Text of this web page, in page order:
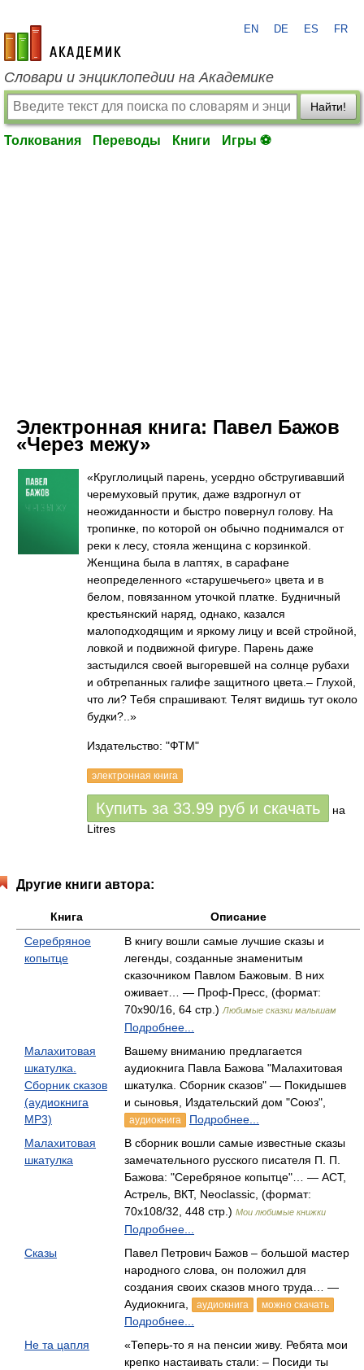
academic.ru
EN DE ES FR
Словари и энциклопедии на Академике
Найти!
Толкования Переводы Книги Игры ⚽
Электронная книга: Павел Бажов
«Через межу»
«Круглолицый парень, усердно обстругивавший
черемуховый прутик, даже вздрогнул от
неожиданности и быстро повернул голову. На
тропинке, по которой он обычно поднимался от
реки к лесу, стояла женщина с корзинкой.
Женщина была в лаптях, в сарафане
неопределенного «старушечьего» цвета и в
белом, повязанном уточкой платке. Будничный
крестьянский наряд, однако, казался
малоподходящим и яркому лицу и всей стройной,
ловкой и подвижной фигуре. Парень даже
застыдился своей выгоревшей на солнце рубахи
и обтрепанных галифе защитного цвета.– Глухой,
что ли? Тебя спрашивают. Телят видишь тут около
будки?..»
Издательство: "ФТМ"
электронная книга
Купить за 33.99 руб и скачать
на
Litres
Другие книги автора:
Книга
Описание
Серебряное
копытце
В книгу вошли самые лучшие сказы и
легенды, созданные знаменитым
сказочником Павлом Бажовым. В них
оживает… — Проф-Пресс, (формат:
70x90/16, 64 стр.) Любимые сказки малышам
Подробнее...
Малахитовая
шкатулка.
Сборник сказов
(аудиокнига
MP3)
Вашему вниманию предлагается
аудиокнига Павла Бажова "Малахитовая
шкатулка. Сборник сказов" — Покидышев
и сыновья, Издательский дом "Союз",
аудиокнига
Подробнее...
Малахитовая
шкатулка
В сборник вошли самые известные сказы
замечательного русского писателя П. П.
Бажова: "Серебряное копытце"… — АСТ,
Астрель, ВКТ, Neoclassic, (формат:
70x108/32, 448 стр.) Мои любимые книжки
Подробнее...
Сказы
Павел Петрович Бажов – большой мастер
народного слова, он положил для
создания своих сказов много труда… —
Аудиокнига,
аудиокнига можно скачать
Подробнее...
Не та цапля
«Теперь-то я на пенсии живу. Ребята мои
крепко настаивать стали: – Посиди ты